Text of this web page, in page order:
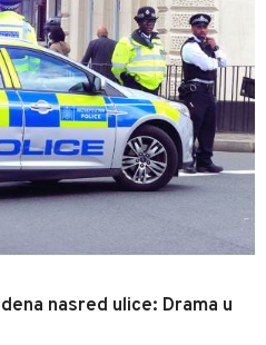
nasred ulice: Drama u